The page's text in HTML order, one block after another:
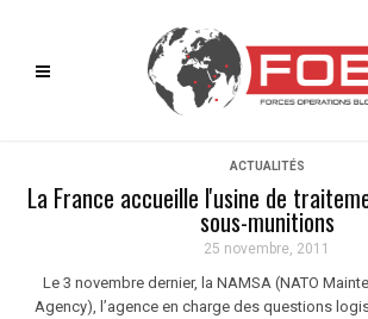
ACTUALITÉS
La France accueille l'usine de
sous-munitions
25 novembre, 2011
Le 3 novembre dernier, la NAMSA (NATO
Agency), l’agence en charge des questions